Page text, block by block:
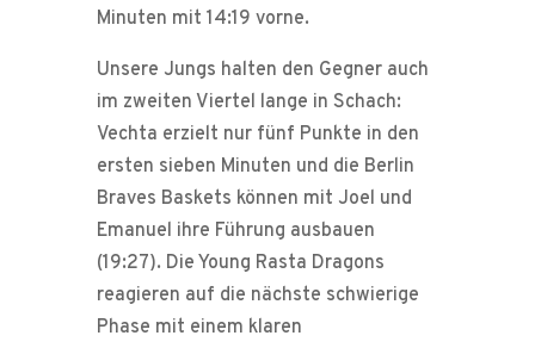
Minuten mit 14:19 vorne.
Unsere Jungs halten den Gegner auch
im zweiten Viertel lange in Schach:
Vechta erzielt nur fünf Punkte in den
ersten sieben Minuten und die Berlin
Braves Baskets können mit Joel und
Emanuel ihre Führung ausbauen
(19:27). Die Young Rasta Dragons
reagieren auf die nächste schwierige
Phase mit einem klaren